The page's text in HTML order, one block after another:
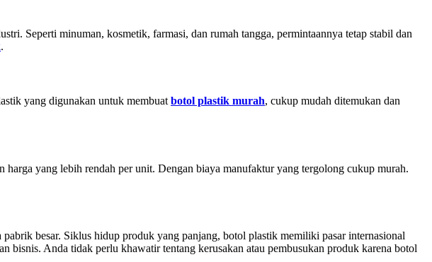
Seperti minuman, kosmetik, farmasi, dan rumah tangga, permintaannya tetap stabil dan
.
yang digunakan untuk membuat botol plastik murah, cukup mudah ditemukan dan
yang lebih rendah per unit. Dengan biaya manufaktur yang tergolong cukup murah.
besar. Siklus hidup produk yang panjang, botol plastik memiliki pasar internasional
bisnis. Anda tidak perlu khawatir tentang kerusakan atau pembusukan produk karena botol